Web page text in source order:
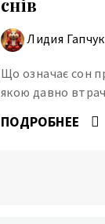
снів
Лидия Гапчук
Що означає сон
якою давно
ПОДРОБНЕЕ